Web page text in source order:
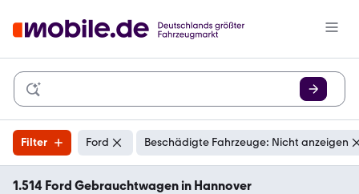
Filter Ford Beschädigte Fahrzeuge: Nicht anzeigen
1.514 Ford Gebrauchtwagen in Hannover